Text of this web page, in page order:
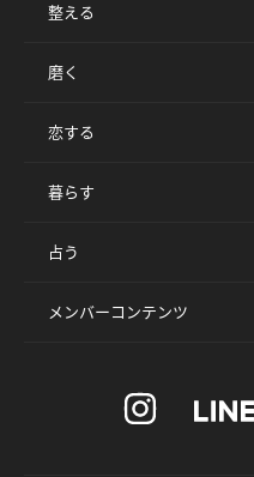
整える
磨く
恋する
暮らす
占う
メンバーコンテンツ